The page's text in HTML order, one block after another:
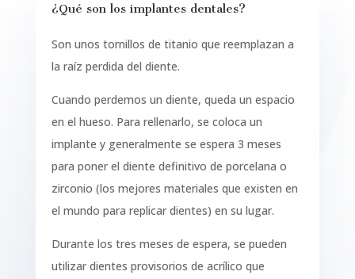
¿Qué son los implantes dentales?
Son unos tornillos de titanio que reemplazan a
la raíz perdida del diente.
Cuando perdemos un diente, queda un espacio
en el hueso. Para rellenarlo, se coloca un
implante y generalmente se espera 3 meses
para poner el diente definitivo de porcelana o
zirconio (los mejores materiales que existen en
el mundo para replicar dientes) en su lugar.
Durante los tres meses de espera, se pueden
utilizar dientes provisorios de acrílico que